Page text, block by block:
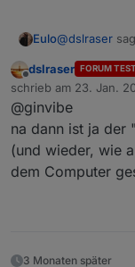
Eulo@dslraser
@ginvibe
kann
habe?
auch wenn
IOT Skill
frei :-)
Offline
dslraser FORUM
schrieb am 23. Jan.
zuletzt editiert von
@ginvibe
na dann ist ja der
(und wieder, wie
dem Computer
3 Monaten später